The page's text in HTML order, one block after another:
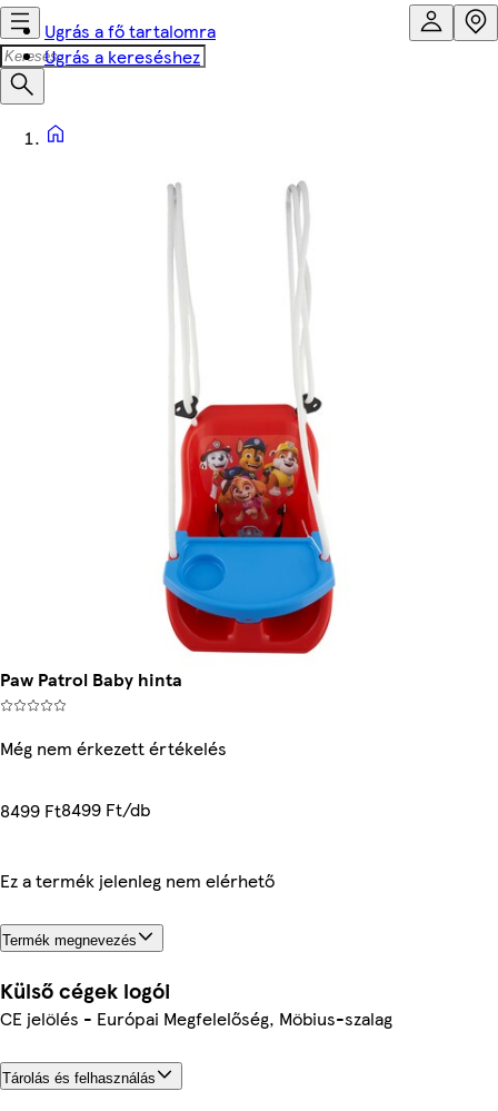
Ugrás a fő tartalomra
Ugrás a kereséshez
Paw Patrol Baby hinta
Még nem érkezett értékelés
8499 Ft8499 Ft/db
Ez a termék jelenleg nem elérhető
Termék megnevezés
Külső cégek logói
CE jelölés - Európai Megfelelőség, Möbius-szalag
Tárolás és felhasználás